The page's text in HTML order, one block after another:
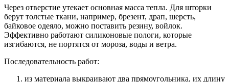
Через отверстие утекает основная масса тепла. Для шторки
берут толстые ткани, например, брезент, драп, шерсть,
байковое одеяло, можно поставить резину, войлок.
Эффективно работают силиконовые пологи, которые
изгибаются, не портятся от мороза, воды и ветра.
Последовательность работ:
из материала выкраивают два прямоугольника, их длину